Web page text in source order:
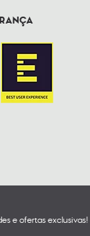
e ofertas exclusivas!